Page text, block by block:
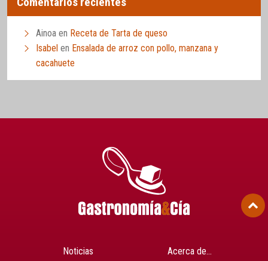
Ainoa en Receta de Tarta de queso
Isabel en Ensalada de arroz con pollo, manzana y
cacahuete
Noticias
Acerca de…